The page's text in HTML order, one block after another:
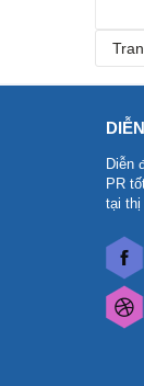
Diễn
PR
tại thị